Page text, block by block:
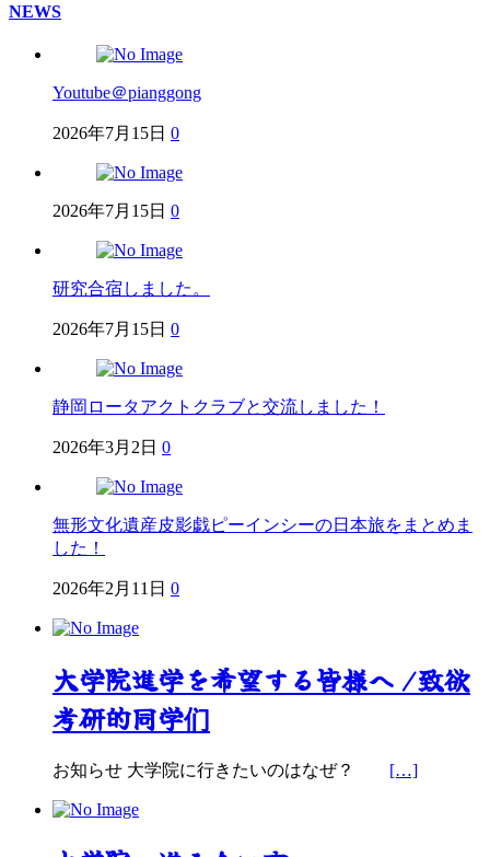
NEWS
Youtube＠pianggong
2026年7月15日 0
2026年7月15日 0
研究合宿しました。
2026年7月15日 0
静岡ロータアクトクラブと交流しました！
2026年3月2日 0
無形文化遺産皮影戯ピーインシーの日本旅をまとめま
した！
2026年2月11日 0
大学院進学を希望する皆様へ /致欲
考研的同学们
お知らせ 大学院に行きたいのはなぜ？ […]